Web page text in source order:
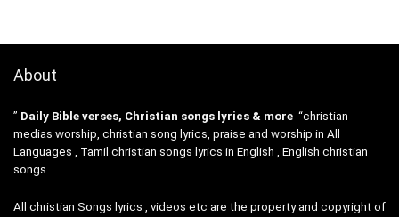
About
” Daily Bible verses, Christian songs lyrics & more “christian
medias worship, christian song lyrics, praise and worship in All
Languages , Tamil christian songs lyrics in English , English christian
songs .
All christian Songs lyrics , videos etc are the property and copyright of